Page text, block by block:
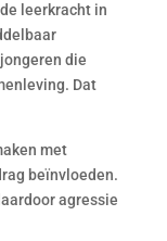
leerkracht in
die
Dat
met
beïnvloeden.
agressie